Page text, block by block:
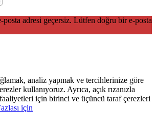
adresi geçersiz. Lütfen doğru bir e-posta
analiz yapmak ve tercihlerinize göre
kullanıyoruz. Ayrıca, açık rızanızla
için birinci ve üçüncü taraf çerezleri
için